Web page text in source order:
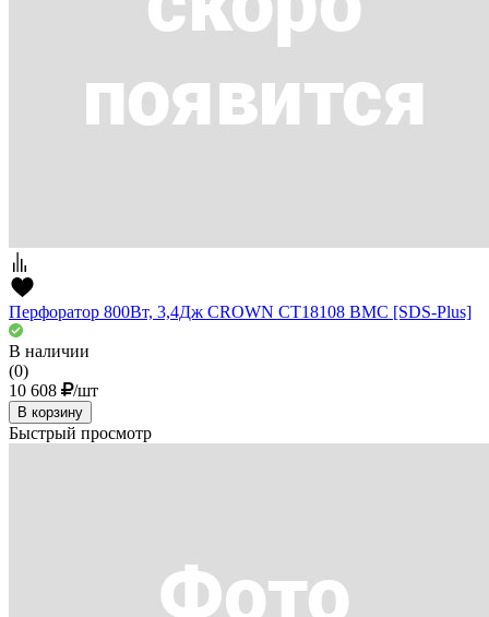
Перфоратор 800Вт, 3,4Дж CROWN CT18108 BMC [SDS-Plus]
В наличии
(0)
10 608
/шт
В корзину
Быстрый просмотр